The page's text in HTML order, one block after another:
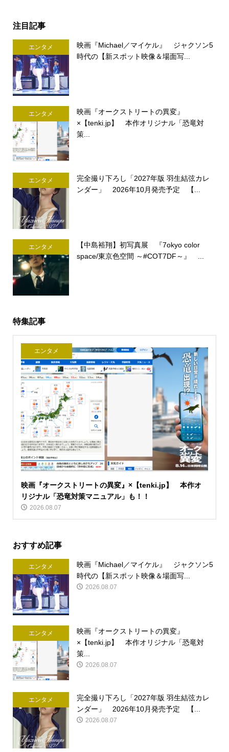
注目記事
エンタメ
映画『Michael／マイケル』 ジャクソン5
時代の【新スポット映像＆場面写...
エンタメ
映画『オークストリートの異変』
×【tenki.jp】 本作オリジナル「恐竜対
策...
エンタメ
完全撮り下ろし「2027年版 羽生結弦カレ
ンダー」 2026年10月発売予定 【...
エンタメ
【中島裕翔】初写真展 『7okyo color
space/東京色空間 ～#COT7DF～』 ...
特集記事
エンタメ
映画『オークストリートの異変』×【tenki.jp】 本作オ
リジナル「恐竜対策マニュアル」も！！
2026.08.07
おすすめ記事
エンタメ
映画『Michael／マイケル』 ジャクソン5
時代の【新スポット映像＆場面写...
2026.08.07
エンタメ
映画『オークストリートの異変』
×【tenki.jp】 本作オリジナル「恐竜対
策...
2026.08.07
エンタメ
完全撮り下ろし「2027年版 羽生結弦カレ
ンダー」 2026年10月発売予定 【...
2026.08.07